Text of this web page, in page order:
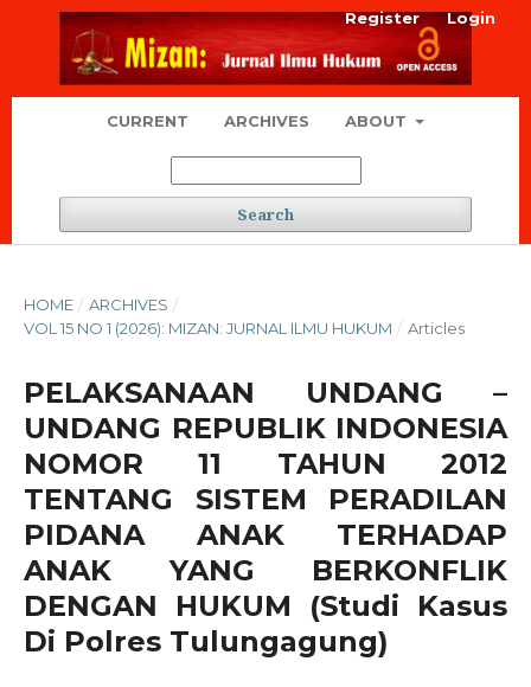
CURRENT ARCHIVES ABOUT
Search
Register Login
HOME / ARCHIVES /
VOL 15 NO 1 (2026): MIZAN: JURNAL ILMU HUKUM / Articles
PELAKSANAAN UNDANG –
UNDANG REPUBLIK INDONESIA
NOMOR 11 TAHUN 2012
TENTANG SISTEM PERADILAN
PIDANA ANAK TERHADAP
ANAK YANG BERKONFLIK
DENGAN HUKUM (Studi Kasus
Di Polres Tulungagung)